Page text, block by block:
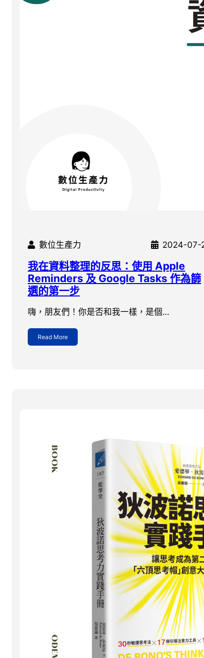
數位生產力 2024-07-
我在資料整理的反思：使用 Apple
Reminders 及 Google Tasks 作為篩
選的第一步
嗨，朋友們！你是否和我一樣，是個…
Read More